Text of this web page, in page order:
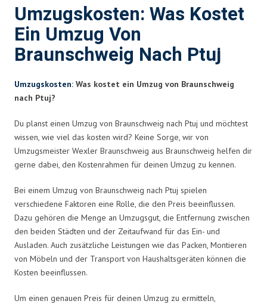
Umzugskosten: Was Kostet
Ein Umzug Von
Braunschweig Nach Ptuj
Umzugskosten: Was kostet ein Umzug von Braunschweig
nach Ptuj?
Du planst einen Umzug von Braunschweig nach Ptuj und möchtest
wissen, wie viel das kosten wird? Keine Sorge, wir von
Umzugsmeister Wexler Braunschweig aus Braunschweig helfen dir
gerne dabei, den Kostenrahmen für deinen Umzug zu kennen.
Bei einem Umzug von Braunschweig nach Ptuj spielen
verschiedene Faktoren eine Rolle, die den Preis beeinflussen.
Dazu gehören die Menge an Umzugsgut, die Entfernung zwischen
den beiden Städten und der Zeitaufwand für das Ein- und
Ausladen. Auch zusätzliche Leistungen wie das Packen, Montieren
von Möbeln und der Transport von Haushaltsgeräten können die
Kosten beeinflussen.
Um einen genauen Preis für deinen Umzug zu ermitteln,